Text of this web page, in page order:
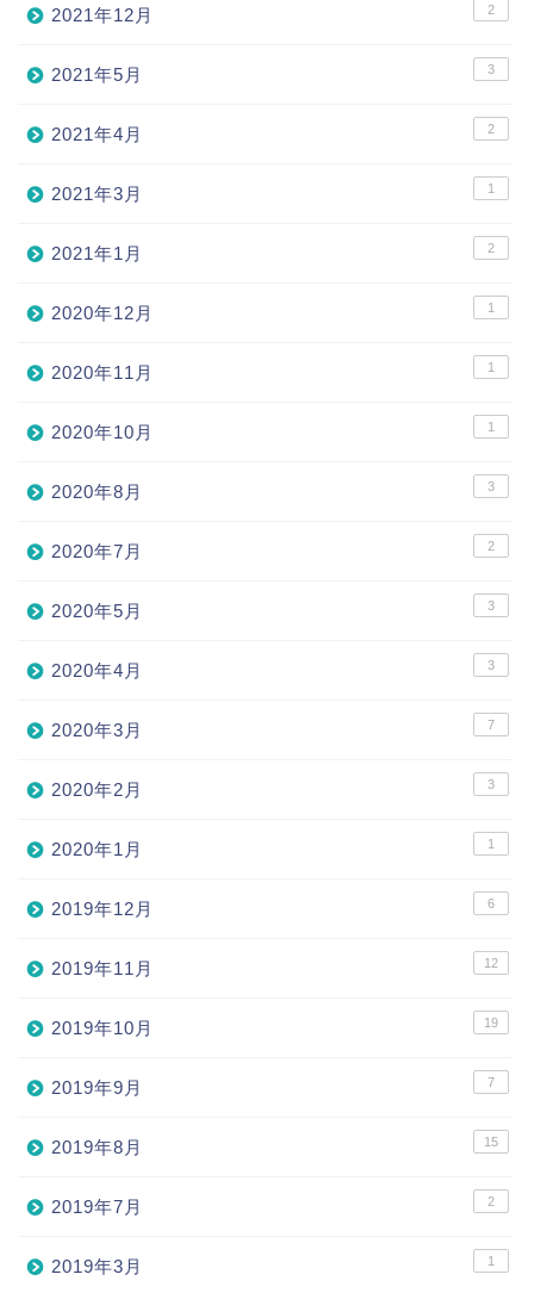
2021年12月 2
2021年5月 3
2021年4月 2
2021年3月 1
2021年1月 2
2020年12月 1
2020年11月 1
2020年10月 1
2020年8月 3
2020年7月 2
2020年5月 3
2020年4月 3
2020年3月 7
2020年2月 3
2020年1月 1
2019年12月 6
2019年11月 12
2019年10月 19
2019年9月 7
2019年8月 15
2019年7月 2
2019年3月 1